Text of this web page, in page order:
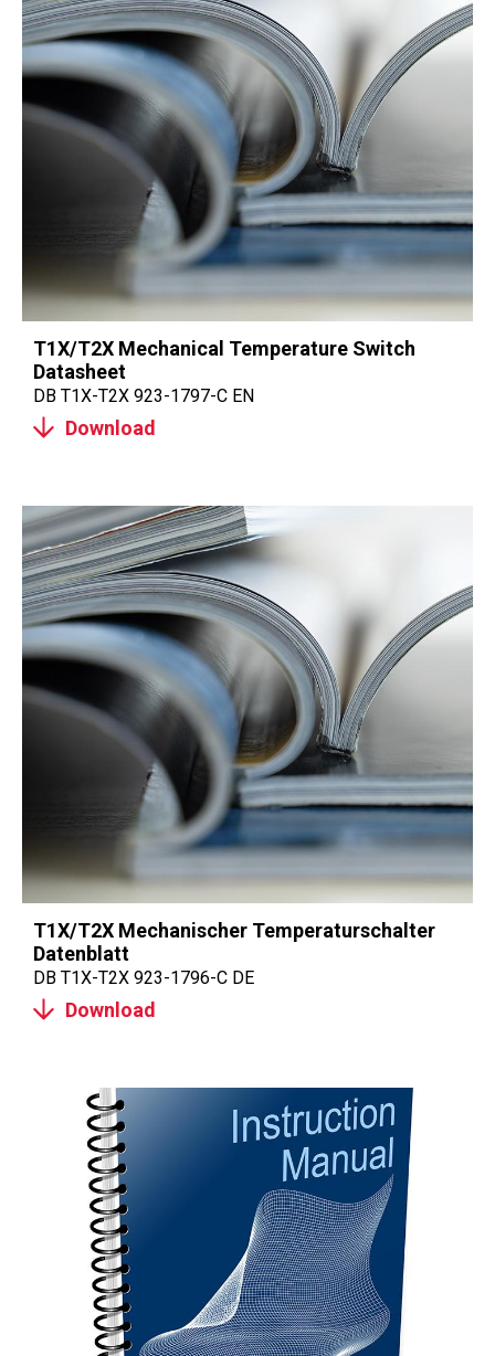
T1X/T2X Mechanical Temperature Switch
Datasheet
DB T1X-T2X 923-1797-C EN
Download
T1X/T2X Mechanischer Temperaturschalter
Datenblatt
DB T1X-T2X 923-1796-C DE
Download